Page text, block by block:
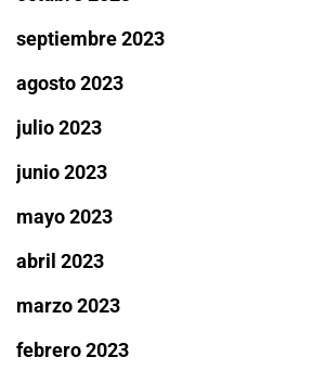
septiembre 2023
agosto 2023
julio 2023
junio 2023
mayo 2023
abril 2023
marzo 2023
febrero 2023